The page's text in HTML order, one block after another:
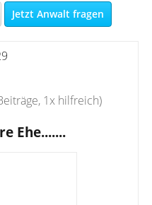
Jetzt Anwalt fragen
1x hilfreich)
Ehe.......